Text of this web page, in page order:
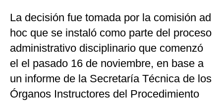
La decisión fue tomada por la comisión ad
hoc que se instaló como parte del proceso
administrativo disciplinario que comenzó
el el pasado 16 de noviembre, en base a
un informe de la Secretaría Técnica de los
Órganos Instructores del Procedimiento